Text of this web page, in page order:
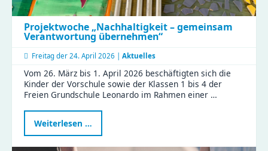
Projektwoche „Nachhaltigkeit – gemeinsam
Verantwortung übernehmen“
Freitag der 24. April 2026 | Aktuelles
Vom 26. März bis 1. April 2026 beschäftigten sich die
Kinder der Vorschule sowie der Klassen 1 bis 4 der
Freien Grundschule Leonardo im Rahmen einer …
Weiterlesen …
„Nachhaltigkeit
–